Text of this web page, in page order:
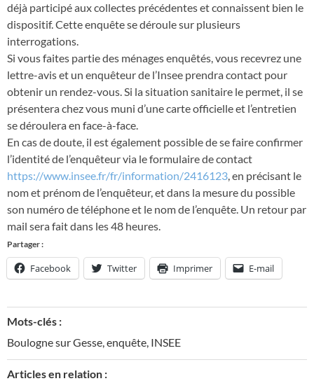
déjà participé aux collectes précédentes et connaissent bien le
dispositif. Cette enquête se déroule sur plusieurs
interrogations.
Si vous faites partie des ménages enquêtés, vous recevrez une
lettre-avis et un enquêteur de l’Insee prendra contact pour
obtenir un rendez-vous. Si la situation sanitaire le permet, il se
présentera chez vous muni d’une carte officielle et l’entretien
se déroulera en face-à-face.
En cas de doute, il est également possible de se faire confirmer
l’identité de l’enquêteur via le formulaire de contact
https://www.insee.fr/fr/information/2416123, en précisant le
nom et prénom de l’enquêteur, et dans la mesure du possible
son numéro de téléphone et le nom de l’enquête. Un retour par
mail sera fait dans les 48 heures.
Partager :
Facebook Twitter Imprimer E-mail
Mots-clés :
Boulogne sur Gesse,enquête, INSEE
Articles en relation :